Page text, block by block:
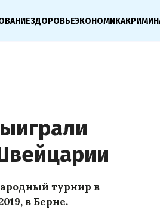
ЗДОРОВЬЕЭКОНОМИКА
турнир в
в Берне.